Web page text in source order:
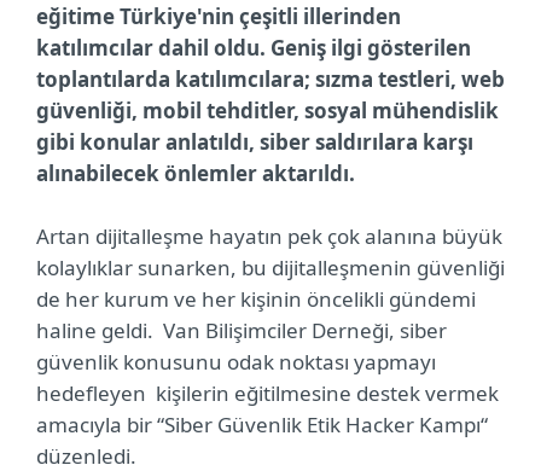
eğitime Türkiye'nin çeşitli illerinden
katılımcılar dahil oldu. Geniş ilgi gösterilen
toplantılarda katılımcılara; sızma testleri, web
güvenliği, mobil tehditler, sosyal mühendislik
gibi konular anlatıldı, siber saldırılara karşı
alınabilecek önlemler aktarıldı.
Artan dijitalleşme hayatın pek çok alanına büyük
kolaylıklar sunarken, bu dijitalleşmenin güvenliği
de her kurum ve her kişinin öncelikli gündemi
haline geldi. Van Bilişimciler Derneği, siber
güvenlik konusunu odak noktası yapmayı
hedefleyen kişilerin eğitilmesine destek vermek
amacıyla bir “Siber Güvenlik Etik Hacker Kampı“
düzenledi.